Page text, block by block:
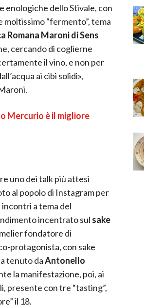
enologiche dello Stivale, con
“fermento”, tema
Romana Maroni di Sens
cercando di coglierne
il vino, e non per
ai cibi solidi»,
Mercurio è il migliore
uno dei talk più attesi
al popolo di Instagram per
a tema del
incentrato sul sake
fondatore di
protagonista, con sake
tenuto daAntonello
la manifestazione, poi, ai
presente con tre “tasting”,
il 18.